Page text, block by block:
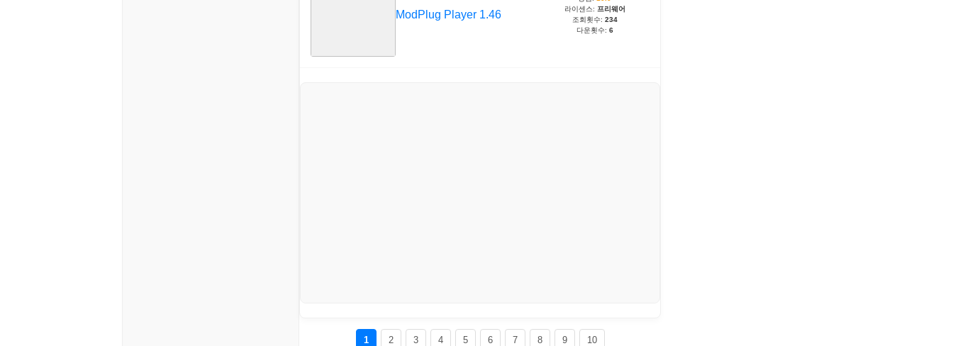
ModPlug Player 1.46
라이센스: 프리웨어
조회횟수: 234
다운횟수: 6
1 2 3 4 5 6 7 8 9 10